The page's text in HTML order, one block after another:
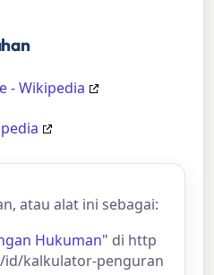
- Wikipedia
atau alat ini sebagai:
Hukuman" di http
kalkulator-penguran